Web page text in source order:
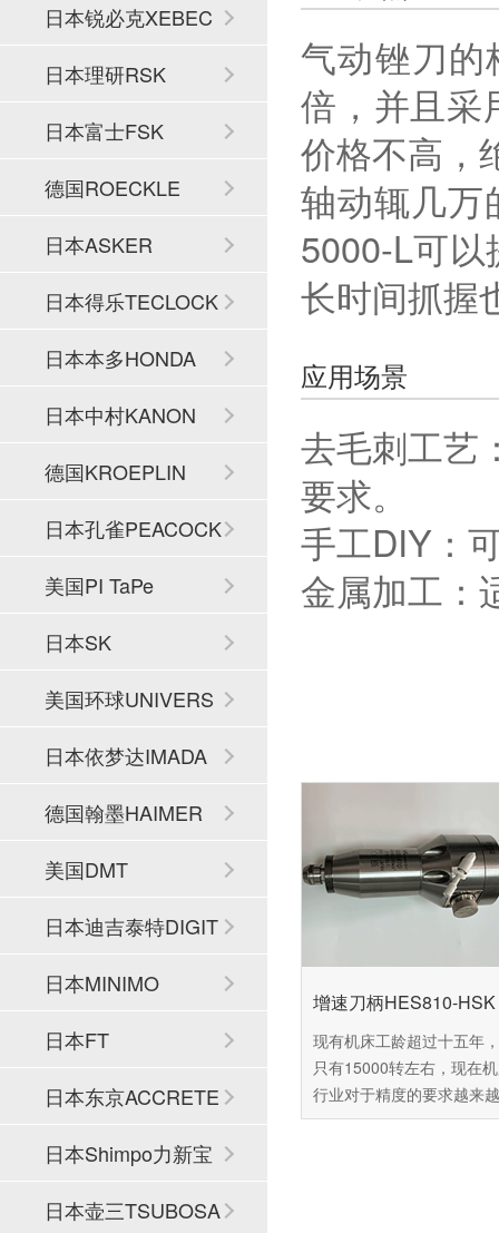
气动锉刀
倍，并且采
价格不高，
轴动辄几万
5000-L可
长时间抓握
应用场景
去毛刺工艺
要求。
手工DIY：
金属加工：
增速刀柄HES810-
现有机床工龄超过十五年
只有15000转左右，现在
行业对于精度的要求越来
这台机床已经难以达到用
日本锐必克XEBEC
日本理研RSK
日本富士FSK
德国ROECKLE
日本ASKER
日本得乐TECLOCK
日本本多HONDA
日本中村KANON
德国KROEPLIN
日本孔雀PEACOCK
美国PI TaPe
日本SK
美国环球UNIVERS
AL
日本依梦达IMADA
德国翰墨HAIMER
美国DMT
日本迪吉泰特DIGIT
ECH
日本MINIMO
日本FT
日本东京ACCRETE
CH
日本Shimpo力新宝
日本壶三TSUBOSA